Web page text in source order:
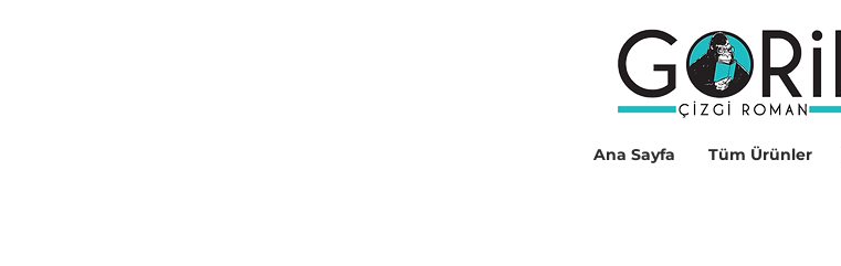
Ana Sayfa Tüm Ürünler